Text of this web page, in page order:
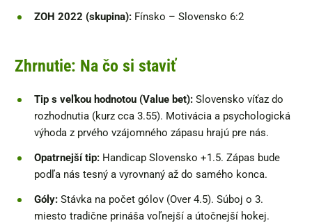
ZOH 2022 (skupina): Fínsko – Slovensko 6:2
Zhrnutie: Na čo si staviť
Tip s veľkou hodnotou (Value bet): Slovensko víťaz do
rozhodnutia (kurz cca 3.55). Motivácia a psychologická
výhoda z prvého vzájomného zápasu hrajú pre nás.
Opatrnejší tip: Handicap Slovensko +1.5. Zápas bude
podľa nás tesný a vyrovnaný až do samého konca.
Góly: Stávka na počet gólov (Over 4.5). Súboj o 3.
miesto tradične prináša voľnejší a útočnejší hokej.